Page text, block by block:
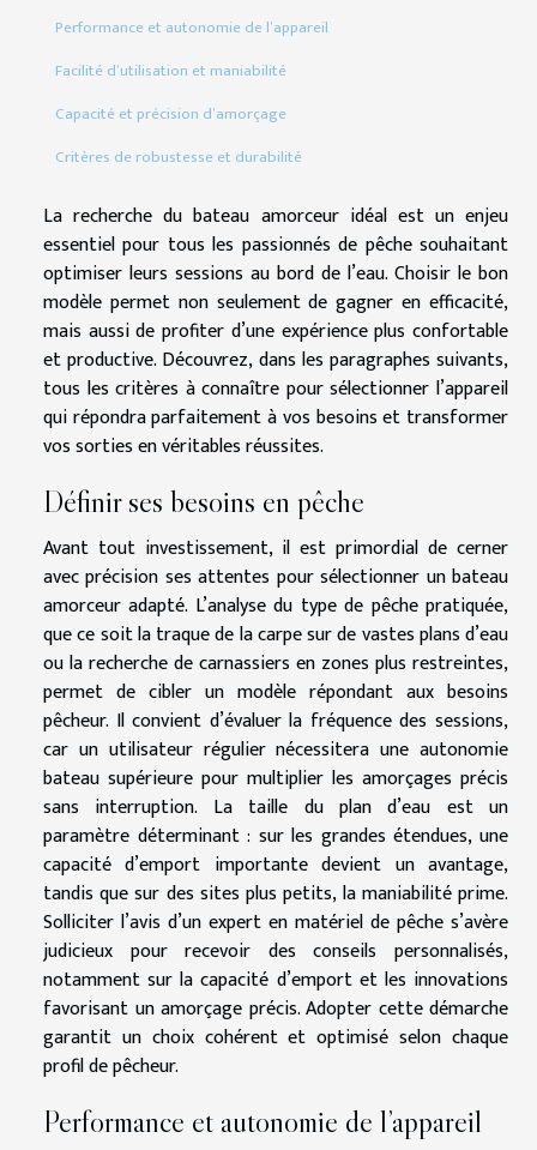
Performance et autonomie de l’appareil
Facilité d’utilisation et maniabilité
Capacité et précision d’amorçage
Critères de robustesse et durabilité
La recherche du bateau amorceur idéal est un enjeu
essentiel pour tous les passionnés de pêche souhaitant
optimiser leurs sessions au bord de l’eau. Choisir le bon
modèle permet non seulement de gagner en efficacité,
mais aussi de profiter d’une expérience plus confortable
et productive. Découvrez, dans les paragraphes suivants,
tous les critères à connaître pour sélectionner l’appareil
qui répondra parfaitement à vos besoins et transformer
vos sorties en véritables réussites.
Définir ses besoins en pêche
Avant tout investissement, il est primordial de cerner
avec précision ses attentes pour sélectionner un bateau
amorceur adapté. L’analyse du type de pêche pratiquée,
que ce soit la traque de la carpe sur de vastes plans d’eau
ou la recherche de carnassiers en zones plus restreintes,
permet de cibler un modèle répondant aux besoins
pêcheur. Il convient d’évaluer la fréquence des sessions,
car un utilisateur régulier nécessitera une autonomie
bateau supérieure pour multiplier les amorçages précis
sans interruption. La taille du plan d’eau est un
paramètre déterminant : sur les grandes étendues, une
capacité d’emport importante devient un avantage,
tandis que sur des sites plus petits, la maniabilité prime.
Solliciter l’avis d’un expert en matériel de pêche s’avère
judicieux pour recevoir des conseils personnalisés,
notamment sur la capacité d’emport et les innovations
favorisant un amorçage précis. Adopter cette démarche
garantit un choix cohérent et optimisé selon chaque
profil de pêcheur.
Performance et autonomie de l’appareil